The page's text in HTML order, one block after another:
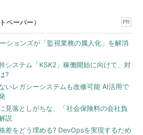
ペーパー） PR
ションズが「監視業務の属人化」を解消
システム「KSK2」稼働開始に向けて、対
?
いレガシーシステムも改修可能 AI活用で
見落としがちな、「社会保険料の会社負
説
差をどう埋める? DevOpsを実現するため